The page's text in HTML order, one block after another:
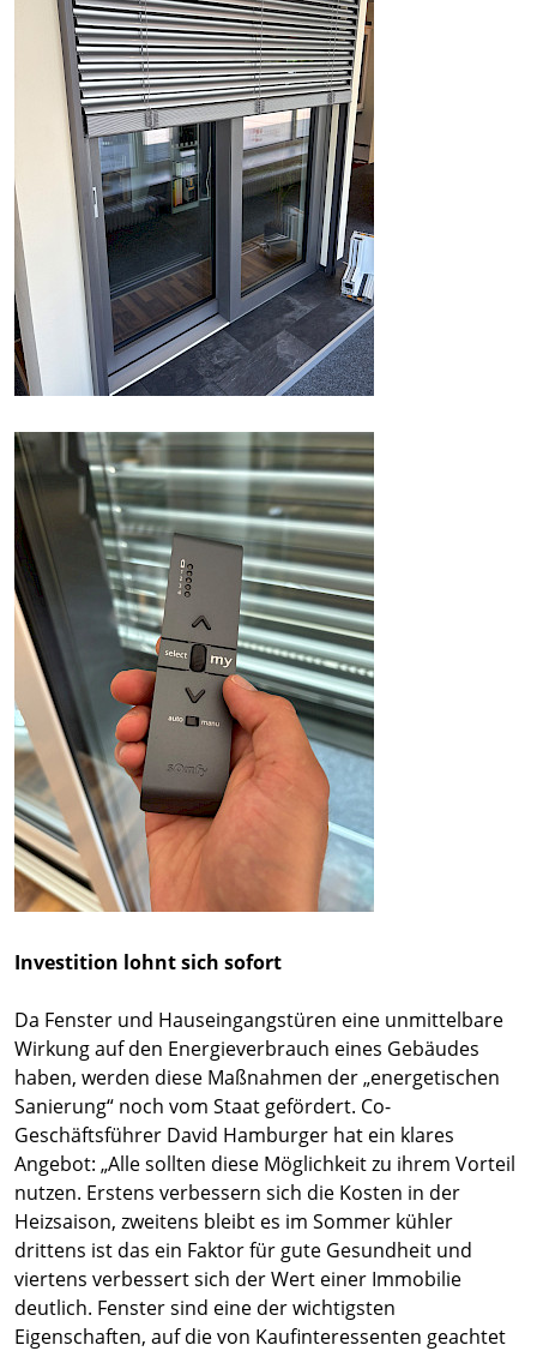
Investition lohnt sich sofort
Da Fenster und Hauseingangstüren eine unmittelbare
Wirkung auf den Energieverbrauch eines Gebäudes
haben, werden diese Maßnahmen der „energetischen
Sanierung“ noch vom Staat gefördert. Co-
Geschäftsführer David Hamburger hat ein klares
Angebot: „Alle sollten diese Möglichkeit zu ihrem Vorteil
nutzen. Erstens verbessern sich die Kosten in der
Heizsaison, zweitens bleibt es im Sommer kühler
drittens ist das ein Faktor für gute Gesundheit und
viertens verbessert sich der Wert einer Immobilie
deutlich. Fenster sind eine der wichtigsten
Eigenschaften, auf die von Kaufinteressenten geachtet